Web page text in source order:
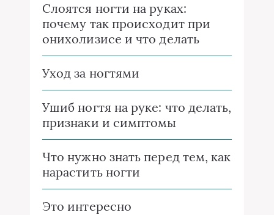
Слоятся ногти на руках:
почему так происходит при
онихолизисе и что делать
Уход за ногтями
Ушиб ногтя на руке: что делать,
признаки и симптомы
Что нужно знать перед тем, как
нарастить ногти
Это интересно